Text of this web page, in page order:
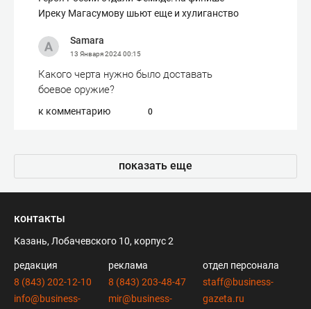
Иреку Магасумову шьют еще и хулиганство
Samara
13 Января 202400:15
Какого черта нужно было доставать
боевое оружие?
к комментарию 0
показать еще
контакты
Казань, Лобачевского 10, корпус 2
редакция
8 (843) 202-12-10
info@business-
реклама
8 (843) 203-48-47
mir@business-
отдел персонала
staff@business-
gazeta.ru